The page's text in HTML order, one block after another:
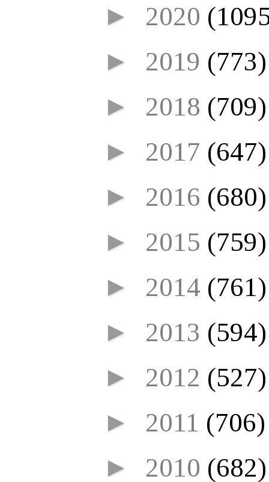
► 2020
► 2019 (773)
► 2018 (709)
► 2017 (647)
► 2016 (680)
► 2015 (759)
► 2014 (761)
► 2013 (594)
► 2012 (527)
► 2011 (706)
► 2010 (682)